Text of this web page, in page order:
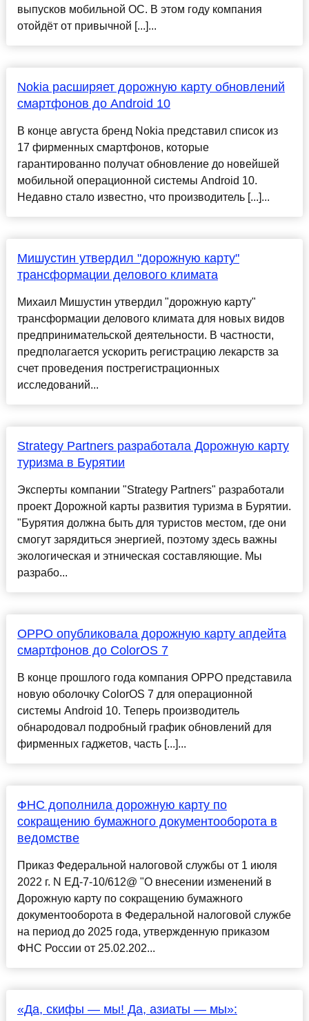
выпусков мобильной ОС. В этом году компания
отойдёт от привычной [...]...
Nokia расширяет дорожную карту обновлений
смартфонов до Android 10
В конце августа бренд Nokia представил список из
17 фирменных смартфонов, которые
гарантированно получат обновление до новейшей
мобильной операционной системы Android 10.
Недавно стало известно, что производитель [...]...
Мишустин утвердил "дорожную карту"
трансформации делового климата
Михаил Мишустин утвердил "дорожную карту"
трансформации делового климата для новых видов
предпринимательской деятельности. В частности,
предполагается ускорить регистрацию лекарств за
счет проведения пострегистрационных
исследований...
Strategy Partners разработала Дорожную карту
туризма в Бурятии
Эксперты компании "Strategy Partners" разработали
проект Дорожной карты развития туризма в Бурятии.
"Бурятия должна быть для туристов местом, где они
смогут зарядиться энергией, поэтому здесь важны
экологическая и этническая составляющие. Мы
разрабо...
OPPO опубликовала дорожную карту апдейта
смартфонов до ColorOS 7
В конце прошлого года компания OPPO представила
новую оболочку ColorOS 7 для операционной
системы Android 10. Теперь производитель
обнародовал подробный график обновлений для
фирменных гаджетов, часть [...]...
ФНС дополнила дорожную карту по
сокращению бумажного документооборота в
ведомстве
Приказ Федеральной налоговой службы от 1 июля
2022 г. N ЕД-7-10/612@ "О внесении изменений в
Дорожную карту по сокращению бумажного
документооборота в Федеральной налоговой службе
на период до 2025 года, утвержденную приказом
ФНС России от 25.02.202...
«Да, скифы — мы! Да, азиаты — мы»: